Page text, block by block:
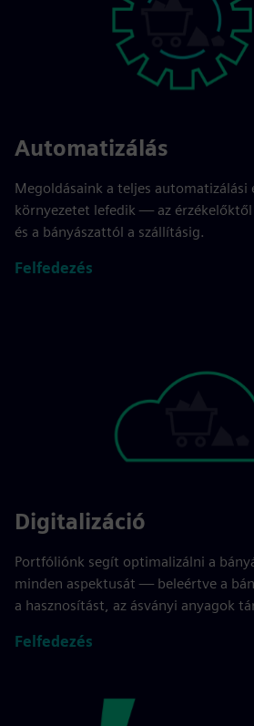
Automatizálás
Megoldásaink a teljes automatizálási
környezetet lefedik — az
és a bányászattól a szállításig.
Felfedezés
Digitalizáció
Portfóliónk segít optimalizálni a
minden aspektusát — beleértve a
a hasznosítást, az ásványi anyagok
Felfedezés